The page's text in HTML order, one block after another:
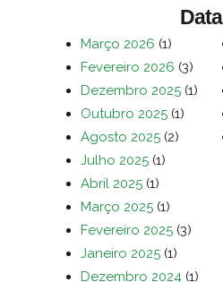
Data
Março 2026 (1)
Fevereiro 2026 (3)
Dezembro 2025 (1)
Outubro 2025 (1)
Agosto 2025 (2)
Julho 2025 (1)
Abril 2025 (1)
Março 2025 (1)
Fevereiro 2025 (3)
Janeiro 2025 (1)
Dezembro 2024 (1)